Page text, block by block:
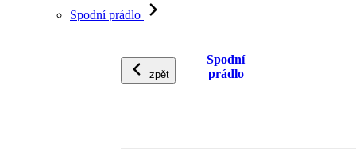
Spodní prádlo
zpět
Spodní
prádlo